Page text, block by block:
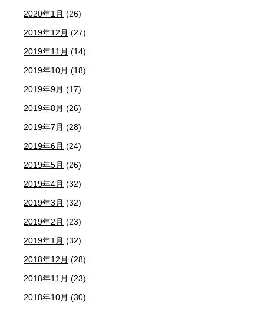
2020年1月 (26)
2019年12月 (27)
2019年11月 (14)
2019年10月 (18)
2019年9月 (17)
2019年8月 (26)
2019年7月 (28)
2019年6月 (24)
2019年5月 (26)
2019年4月 (32)
2019年3月 (32)
2019年2月 (23)
2019年1月 (32)
2018年12月 (28)
2018年11月 (23)
2018年10月 (30)